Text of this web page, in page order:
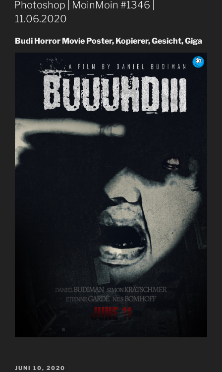
Photoshop | MoinMoin #1346 |
11.06.2020
Budi Horror Movie Poster, Kopierer, Gesicht, Giga
VERÖFFENTLICHT
JUNI 10, 2020